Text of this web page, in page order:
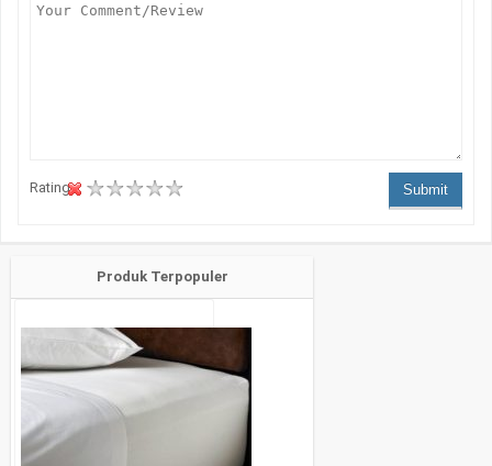
Rating : Submit
Produk Terpopuler